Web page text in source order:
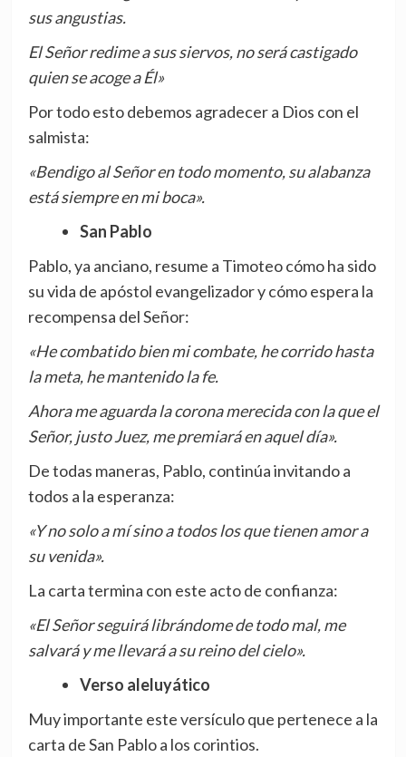
sus angustias.
El Señor redime a sus siervos, no será castigado
quien se acoge a Él»
Por todo esto debemos agradecer a Dios con el
salmista:
«Bendigo al Señor en todo momento, su alabanza
está siempre en mi boca».
San Pablo
Pablo, ya anciano, resume a Timoteo cómo ha sido
su vida de apóstol evangelizador y cómo espera la
recompensa del Señor:
«He combatido bien mi combate, he corrido hasta
la meta, he mantenido la fe.
Ahora me aguarda la corona merecida con la que el
Señor, justo Juez, me premiará en aquel día».
De todas maneras, Pablo, continúa invitando a
todos a la esperanza:
«Y no solo a mí sino a todos los que tienen amor a
su venida».
La carta termina con este acto de confianza:
«El Señor seguirá librándome de todo mal, me
salvará y me llevará a su reino del cielo».
Verso aleluyático
Muy importante este versículo que pertenece a la
carta de San Pablo a los corintios.